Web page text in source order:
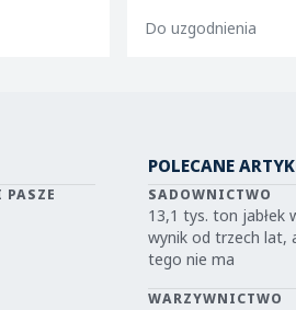
Do uzgodnienia
PASZE
POLECANE
SADOWNICTWO
13,1 tys. ton jabłek
wynik od trzech lat,
tego nie ma
WARZYWNICTWO